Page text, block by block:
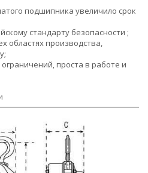
подшипника увеличило срок
стандарту безопасности ;
областях производства,
проста в работе и